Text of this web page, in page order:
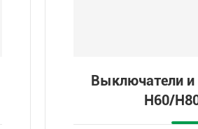
Выключатели и
H60/